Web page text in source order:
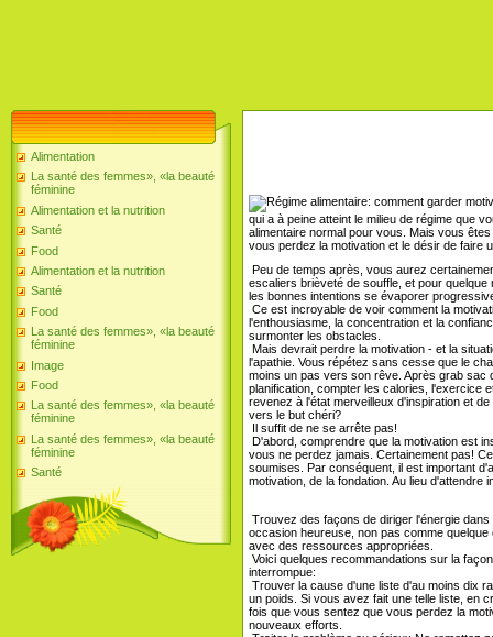
Alimentation
La santé des femmes», «la beauté
féminine
Alimentation et la nutrition
Santé
Food
Alimentation et la nutrition
Santé
Food
La santé des femmes», «la beauté
féminine
Image
Food
La santé des femmes», «la beauté
féminine
La santé des femmes», «la beauté
féminine
Santé
qui a à peine atteint le milieu de régime que
alimentaire normal pour vous. Mais vous
vous perdez la motivation et le désir de faire
Peu de temps après, vous aurez
escaliers brièveté de souffle, et pour
les bonnes intentions se évaporer
Ce est incroyable de voir comment la
l'enthousiasme, la concentration et la
surmonter les obstacles.
Mais devrait perdre la motivation - et la
l'apathie. Vous répétez sans cesse que le
moins un pas vers son rêve. Après grab sac
planification, compter les calories, l'exercice
revenez à l'état merveilleux d'inspiration et
vers le but chéri?
Il suffit de ne se arrête pas!
D'abord, comprendre que la motivation est
vous ne perdez jamais. Certainement pas!
soumises. Par conséquent, il est important
motivation, de la fondation. Au lieu
Trouvez des façons de diriger l'énergie
occasion heureuse, non pas comme
avec des ressources appropriées.
Voici quelques recommandations sur la
interrompue:
Trouver la cause d'une liste d'au moins dix
un poids. Si vous avez fait une telle liste, en
fois que vous sentez que vous perdez la
nouveaux efforts.